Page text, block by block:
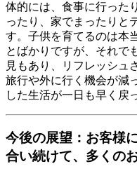
体的には、食事に行った
ったり、家でまったりと
す。子供を育てるのは本
とばかりですが、それで
見もあり、リフレッシュ
旅行や外に行く機会が減
した生活が一日も早く
今後の展望：お客様
合い続けて、多くの